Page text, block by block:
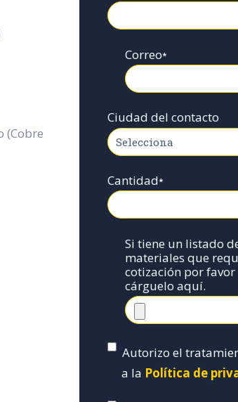
(Cobre
Correo*
Ciudad del contacto
Cantidad*
Si tiene un listado
materiales que
cotización por favor
cárguelo aquí.
Autorizo el
a la Política de